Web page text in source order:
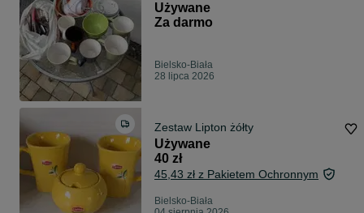
Używane
Za darmo
Bielsko-Biała
28 lipca 2026
Zestaw Lipton żółty
Używane
40 zł
45,43 zł z Pakietem Ochronnym
Bielsko-Biała